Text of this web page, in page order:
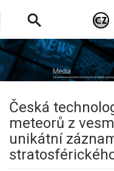
Česká
meteorů z
unikátní